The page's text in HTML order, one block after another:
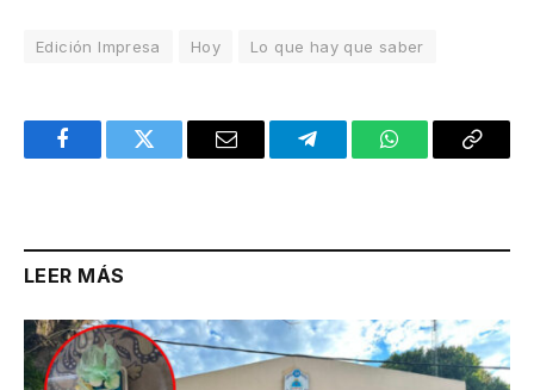
Edición Impresa Hoy Lo que hay que saber
FacebookTwitter Email TelegramWhatsAppCopy
LEER MÁS